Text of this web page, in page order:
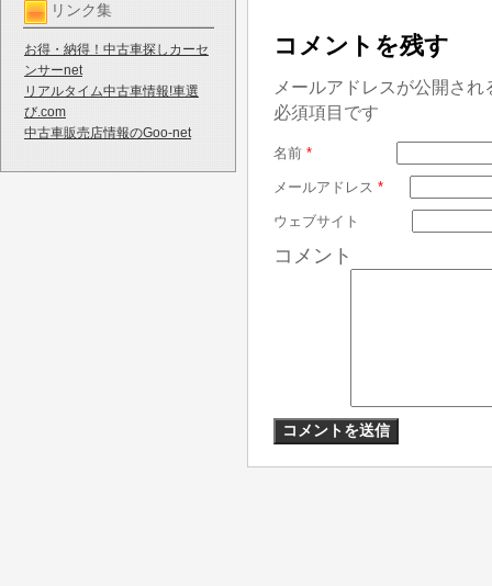
リンク集
お得・納得！中古車探しカーセ
ンサーnet
リアルタイム中古車情報!車選
び.com
中古車販売店情報のGoo-net
コメントを残す
メールアドレスが公開さ
必須項目です
名前 *
メールアドレス *
ウェブサイト
コメント